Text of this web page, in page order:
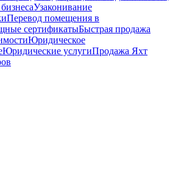
Узаконивание
Перевод помещения в
сертификатыБыстрая продажа
Юридическое
Юридические услугиПродажа Яхт